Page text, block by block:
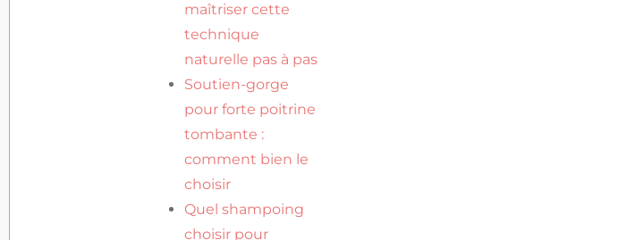
maîtriser cette
technique
naturelle pas à pas
Soutien-gorge
pour forte poitrine
tombante :
comment bien le
choisir
Quel shampoing
choisir pour